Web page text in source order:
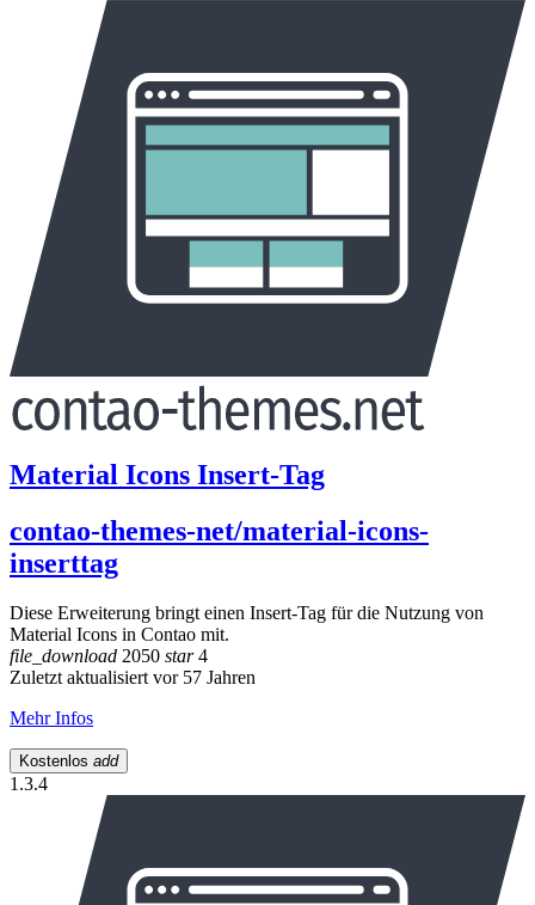
Material Icons Insert-Tag
contao-themes-net/material-icons-
inserttag
Diese Erweiterung bringt einen Insert-Tag für die Nutzung von
Material Icons in Contao mit.
file_download 2050 star4
Zuletzt aktualisiert vor 57 Jahren
Mehr Infos
Kostenlos add
1.3.4